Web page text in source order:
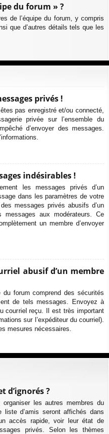
du forum » ?
de l’équipe du forum, y compris
que d’autres détails tels que les
privés !
pas enregistré et/ou connecté,
privée sur l’ensemble du
d’envoyer des messages.
indésirables !
les messages privés d’un
dans les paramètres de votre
messages privés abusifs d’un
messages aux modérateurs. Ce
un membre d’envoyer
abusif d’un membre
du forum comprend des sécurités
de tels messages. Envoyez à
courriel reçu. Il est très important
sur l’expéditeur du courriel).
mesures nécessaires.
d’ignorés ?
les autres membres du
d’amis seront affichés dans
accès rapide, voir leur état de
privés. Selon les thèmes